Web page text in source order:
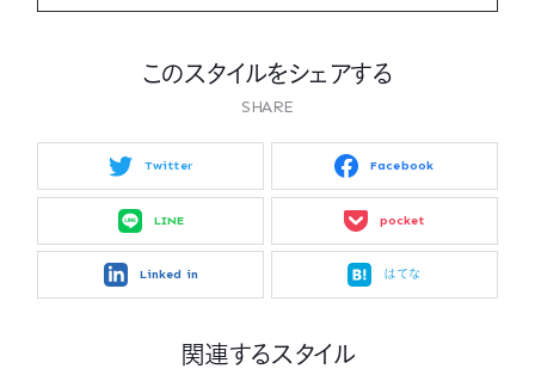
このスタイルをシェアする
SHARE
Twitter Facebook
LINE pocket
Linked in はてな
関連するスタイル